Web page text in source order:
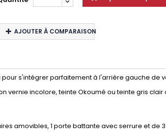
AJOUTER À COMPARAISON
s'intégrer parfaitement à l'arrière gauche de
vernie incolore, teinte Okoumé ou teinte gris clair
amovibles, 1 porte battante avec serrure et de